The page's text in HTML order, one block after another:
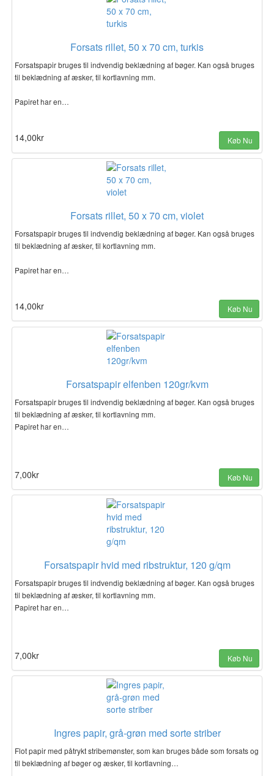
Forsats rillet, 50 x 70 cm, turkis
Forsatspapir bruges til indvendig beklædning af bøger. Kan også bruges
til beklædning af æsker, til kortlavning mm.
Papiret har en…
14,00kr Køb Nu
Forsats rillet, 50 x 70 cm, violet
Forsatspapir bruges til indvendig beklædning af bøger. Kan også bruges
til beklædning af æsker, til kortlavning mm.
Papiret har en…
14,00kr Køb Nu
Forsatspapir elfenben 120gr/kvm
Forsatspapir bruges til indvendig beklædning af bøger. Kan også bruges
til beklædning af æsker, til kortlavning mm.
Papiret har en…
7,00kr Køb Nu
Forsatspapir hvid med ribstruktur, 120 g/qm
Forsatspapir bruges til indvendig beklædning af bøger. Kan også bruges
til beklædning af æsker, til kortlavning mm.
Papiret har en…
7,00kr Køb Nu
Ingres papir, grå-grøn med sorte striber
Flot papir med påtrykt stribemønster, som kan bruges både som forsats og
til beklædning af bøger og æsker, til kortlavning…